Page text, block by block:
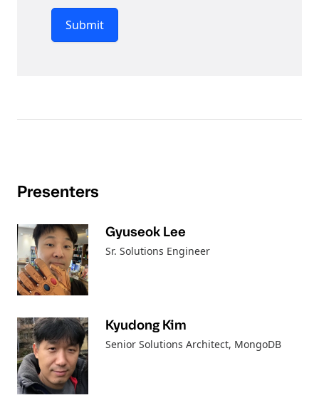
Submit
Presenters
Gyuseok Lee
Sr. Solutions Engineer
Kyudong Kim
Senior Solutions Architect, MongoDB